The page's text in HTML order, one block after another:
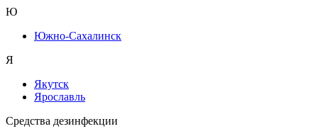
Ю
Южно-Сахалинск
Я
Якутск
Ярославль
Средства дезинфекции